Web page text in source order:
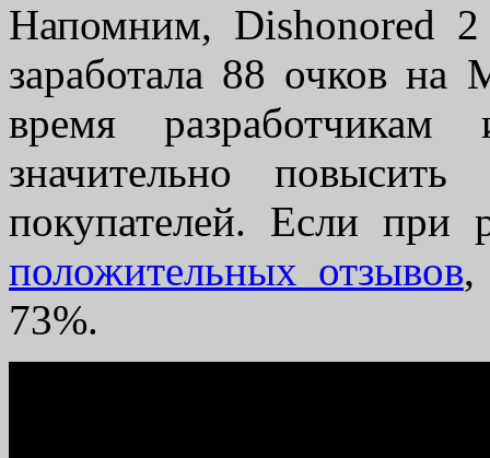
Напомним, Dishonored
заработала 88 очков на
время
значительно
покупателей. Если
положительных отзывов,
73%.